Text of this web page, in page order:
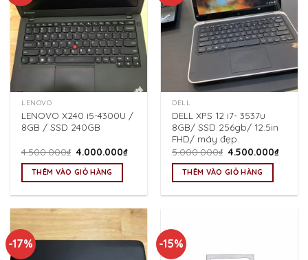
LENOVO
LENOVO X240 i5-4300U /
8GB / SSD 240GB
4.500.000₫ Giá
là:
4.500.000₫.
4.000.000₫Giá
THÊM VÀO GIỎ HÀNG
DELL
DELL XPS 12 i7- 3537u
8GB/ SSD 256gb/ 12.5in
FHD/ máy đẹp.
5.000.000₫ Giá
là:
5.000.000₫.
4.500.000₫Giá
THÊM VÀO GIỎ HÀNG
-17% -15%